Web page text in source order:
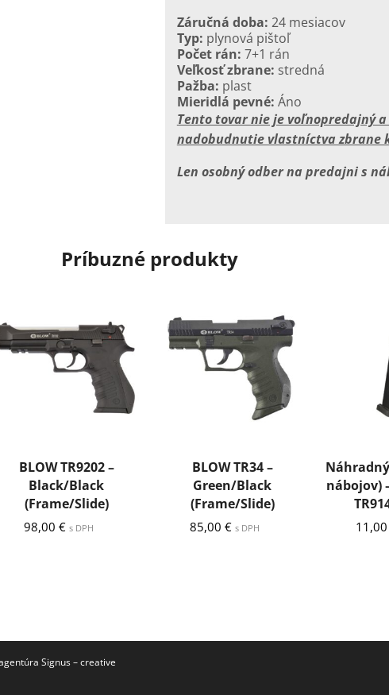
Záručná doba: 24 mesiacov
Typ: plynová pištoľ
Počet rán: 7+1 rán
Veľkosť zbrane: stredná
Pažba: plast
Mieridlá pevné: Áno
Tento tovar nie je voľnopredajný
nadobudnutie vlastníctva zbrane
Len osobný odber na predajni s
Príbuzné produkty
BLOW TR9202 –
Black/Black
(Frame/Slide)
98,00 € s DPH
BLOW TR34 –
Green/Black
(Frame/Slide)
85,00 € s DPH
nábojov)
11,00
Signus – creative